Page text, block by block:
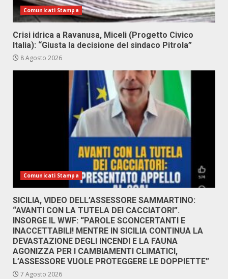
Comunicati Stampa
Crisi idrica a Ravanusa, Miceli (Progetto Civico
Italia): “Giusta la decisione del sindaco Pitrola”
8 Agosto 2026
Comunicati Stampa
SICILIA, VIDEO DELL’ASSESSORE SAMMARTINO:
“AVANTI CON LA TUTELA DEI CACCIATORI”.
INSORGE IL WWF: “PAROLE SCONCERTANTI E
INACCETTABILI! MENTRE IN SICILIA CONTINUA LA
DEVASTAZIONE DEGLI INCENDI E LA FAUNA
AGONIZZA PER I CAMBIAMENTI CLIMATICI,
L’ASSESSORE VUOLE PROTEGGERE LE DOPPIETTE”
7 Agosto 2026